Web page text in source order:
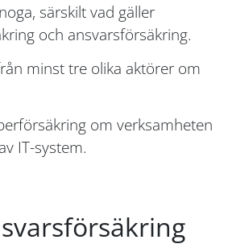
särskilt vad gäller
och ansvarsförsäkring.
minst tre olika aktörer om
om verksamheten
IT-system.